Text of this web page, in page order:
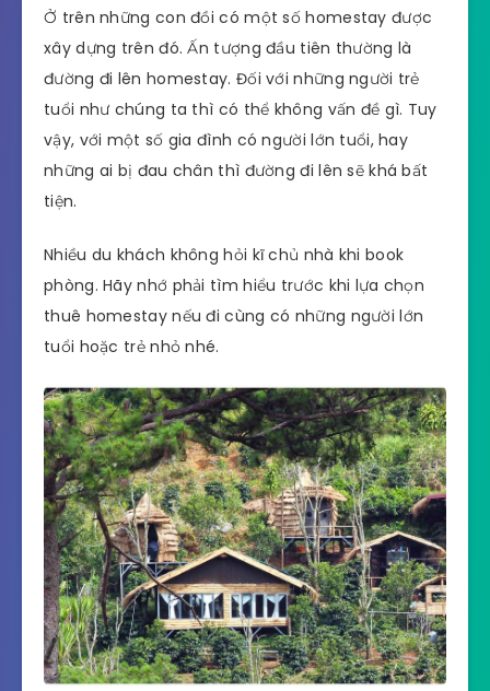
Ở trên những con đồi có một số homestay được
xây dựng trên đó. Ấn tượng đầu tiên thường là
đường đi lên homestay. Đối với những người trẻ
tuổi như chúng ta thì có thể không vấn đề gì. Tuy
vậy, với một số gia đình có người lớn tuổi, hay
những ai bị đau chân thì đường đi lên sẽ khá bất
tiện.
Nhiều du khách không hỏi kĩ chủ nhà khi book
phòng. Hãy nhớ phải tìm hiểu trước khi lựa chọn
thuê homestay nếu đi cùng có những người lớn
tuổi hoặc trẻ nhỏ nhé.